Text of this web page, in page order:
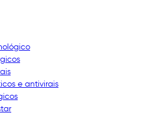
e antivirais